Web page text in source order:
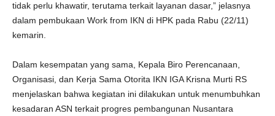
tidak perlu khawatir, terutama terkait layanan dasar,” jelasnya
dalam pembukaan Work from IKN di HPK pada Rabu (22/11)
kemarin.
Dalam kesempatan yang sama, Kepala Biro Perencanaan,
Organisasi, dan Kerja Sama Otorita IKN IGA Krisna Murti RS
menjelaskan bahwa kegiatan ini dilakukan untuk menumbuhkan
kesadaran ASN terkait progres pembangunan Nusantara